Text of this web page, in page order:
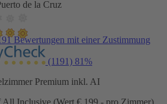
de la Cruz
Bewertungen mit einer Zustimmung
(1191) 81%
Premium inkl. AI
All Inclusive (Wert € 199.- pro Zimmer)